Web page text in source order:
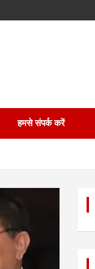
हमसे संपर्क करें